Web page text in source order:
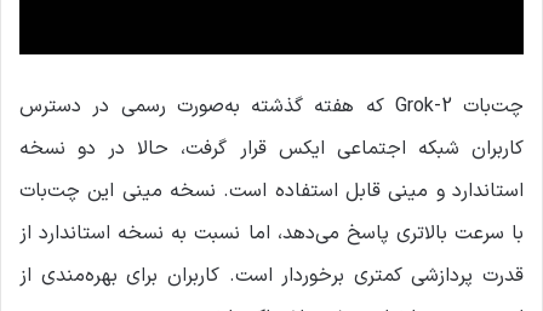
چت‌بات Grok-2 که هفته گذشته به‌صورت رسمی در دسترس
کاربران شبکه اجتماعی ایکس قرار گرفت، حالا در دو نسخه
استاندارد و مینی قابل استفاده است. نسخه مینی این چت‌بات
با سرعت بالاتری پاسخ می‌دهد، اما نسبت به نسخه استاندارد از
قدرت پردازشی کمتری برخوردار است. کاربران برای بهره‌مندی از